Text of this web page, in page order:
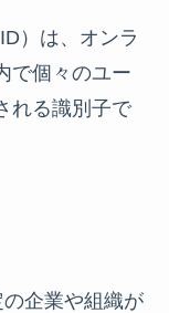
）は、オンラ
で個々のユー
れる識別子で
企業や組織が